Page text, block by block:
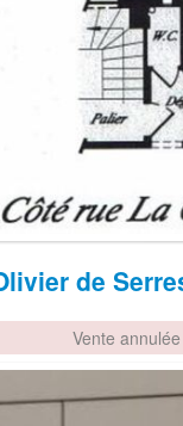
de
Vente annulée